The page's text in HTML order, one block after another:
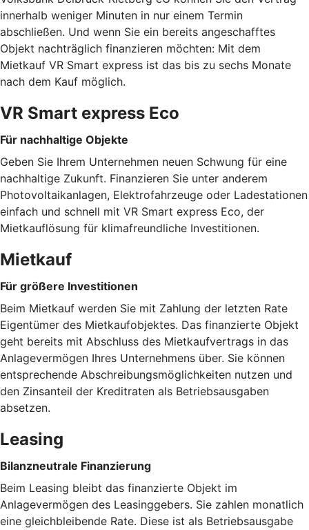
innerhalb weniger Minuten in nur einem Termin
abschließen. Und wenn Sie ein bereits angeschafftes
Objekt nachträglich finanzieren möchten: Mit dem
Mietkauf VR Smart express ist das bis zu sechs Monate
nach dem Kauf möglich.
VR Smart express Eco
Für nachhaltige Objekte
Geben Sie Ihrem Unternehmen neuen Schwung für eine
nachhaltige Zukunft. Finanzieren Sie unter anderem
Photovoltaikanlagen, Elektrofahrzeuge oder Ladestationen
einfach und schnell mit VR Smart express Eco, der
Mietkauflösung für klimafreundliche Investitionen.
Mietkauf
Für größere Investitionen
Beim Mietkauf werden Sie mit Zahlung der letzten Rate
Eigentümer des Mietkaufobjektes. Das finanzierte Objekt
geht bereits mit Abschluss des Mietkaufvertrags in das
Anlagevermögen Ihres Unternehmens über. Sie können
entsprechende Abschreibungsmöglichkeiten nutzen und
den Zinsanteil der Kreditraten als Betriebsausgaben
absetzen.
Leasing
Bilanzneutrale Finanzierung
Beim Leasing bleibt das finanzierte Objekt im
Anlagevermögen des Leasinggebers. Sie zahlen monatlich
eine gleichbleibende Rate. Diese ist als Betriebsausgabe